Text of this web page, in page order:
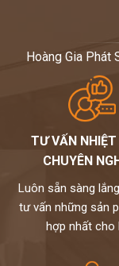
Hoàng Gia Phát
TƯ VẤN
CHUYÊN
Luôn sẵn sàng
tư vấn những sản
hợp nhất cho